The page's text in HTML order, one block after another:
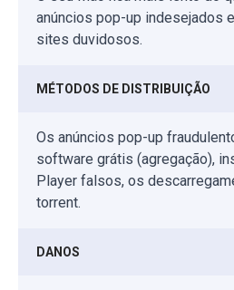
anúncios pop-up indesejados
sites duvidosos.
MÉTODOS DE DISTRIBUIÇÃO
Os anúncios pop-up
software grátis (agregação),
Player falsos, os
torrent.
DANOS